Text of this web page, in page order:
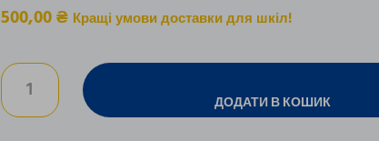
500,00₴ Кращі умови доставки для шкіл!
ДОДАТИ В КОШИК